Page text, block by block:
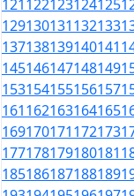
121122123124125
129130131132133
137138139140141
145146147148149
153154155156157
161162163164165
169170171172173
177178179180181
185186187188189